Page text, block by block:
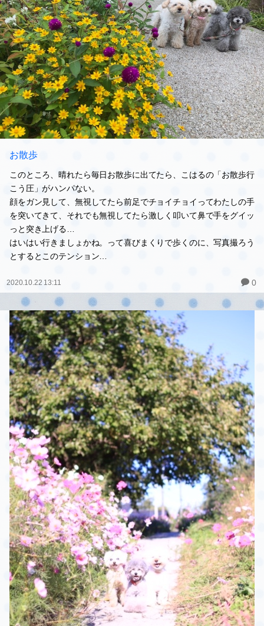
お散歩
このところ、晴れたら毎日お散歩に出てたら、こはるの「お散歩行
こう圧」がハンパない。
顔をガン見して、無視してたら前足でチョイチョイってわたしの手
を突いてきて、それでも無視してたら激しく叩いて鼻で手をグイッ
っと突き上げる…
はいはい行きましょかね。って喜びまくりで歩くのに、写真撮ろう
とするとこのテンション…
2020.10.22 13:11 0